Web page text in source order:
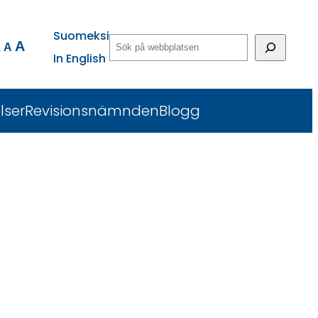
A A
Suomeksi
In English
Etsi
RevisionsnämndenBlogg